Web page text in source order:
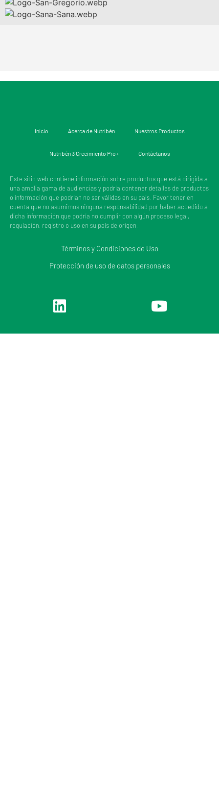
Inicio Acerca de Nutribén Nuestros Productos
Nutribén 3 Crecimiento Pro+ Contáctanos
Este sitio web contiene información sobre productos que está dirigida a
una amplia gama de audiencias y podría contener detalles de productos
o información que podrían no ser válidas en su país. Favor tener en
cuenta que no asumimos ninguna responsabilidad por haber accedido a
dicha información que podría no cumplir con algún proceso legal,
regulación, registro o uso en su país de origen.
Términos y Condiciones de Uso
Protección de uso de datos personales